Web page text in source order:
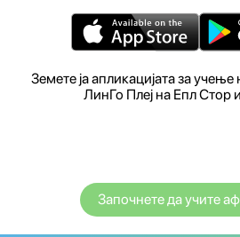
Земете ја апликацијата за
ЛинГо Плеј на Епл Стор
Започнете да учите